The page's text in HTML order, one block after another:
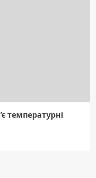
температурні